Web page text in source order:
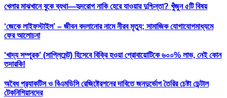
খেলার মাঝখানে বুকে ব্যথা—হৃদরোগ নাকি হেরে যাওয়ার দুশ্চিন্তা? খুঁজুন ৫টি বিষয়
‘জেকে লাইফস্টাইল’ – জীবন বদলানোর নামে নীরব মৃত্যু; সামাজিক যোগাযোগমাধ্যমে
ফের আলোচনা
‘খাদ্য সম্পূরক’ (সাপ্লিমেন্ট) হিসেবে বিক্রি হওয়া প্রোবায়োটিকে ৬০০% লাভ, নেই কোন
তদারকি!
অবৈধ প্র‍্যাকটিস ও বিএমডিসি রেজিষ্ট্রেশনের দাবিতে জনদুর্ভোগ তৈরির চেষ্টা ডেন্টাল
টেকনিশিয়ানদের